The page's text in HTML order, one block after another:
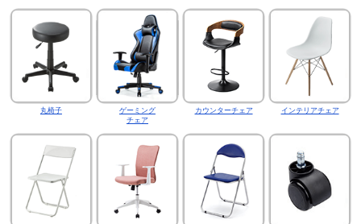
丸椅子
ゲーミング
チェア
カウンターチェア インテリアチェア